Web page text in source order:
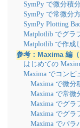
SymPy で微分積
SymPy で常微分
SymPy Plotting
Matplotlib でグラ
Matplotlib で作成
参考：Maxima 編（
はじめての
Maxima でコンピ
Maxima で微分
Maxima で常微
Maxima でグラ
Maxima でグラ
Maxima でパラ